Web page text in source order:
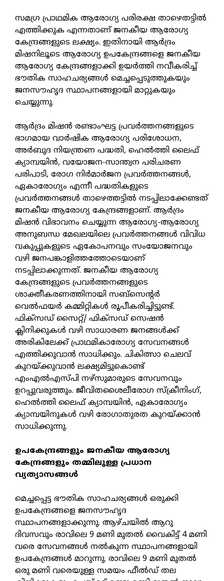
സമഗ്ര പ്രാഥമിക ആരോഗ്യ പരിരക്ഷ താഴെതട്ടില്‍
എത്തിക്കുക എന്നതാണ് ജനകീയ ആരോഗ്യ
കേന്ദ്രങ്ങളുടെ ലക്ഷ്യം. ഇതിനായി ആര്‍ദ്രം
മിഷനിലൂടെ ആരോഗ്യ ഉപകേന്ദ്രങ്ങളെ ജനകീയ
ആരോഗ്യ കേന്ദ്രങ്ങളാക്കി ഉയര്‍ത്തി നവീകരിച്ച്
ഭൗതിക സാഹചര്യങ്ങള്‍ മെച്ചപ്പെടുത്തുകയും
ജനസൗഹൃദ സ്ഥാപനങ്ങളായി മാറ്റുകയും
ചെയ്യുന്നു.
ആര്‍ദ്രം മിഷന്‍ രണ്ടാംഘട്ട പ്രവര്‍ത്തനങ്ങളുടെ
ഭാഗമായ വാര്‍ഷിക ആരോഗ്യ പരിശോധന,
അര്‍ബുദ നിയന്ത്രണ പദ്ധതി, ഹെല്‍ത്തി ലൈഫ്
ക്യാമ്പയിന്‍, വയോജന-സാന്ത്വന പരിചരണ
പരിപാടി, രോഗ നിര്‍മാര്‍ജന പ്രവര്‍ത്തനങ്ങള്‍,
ഏകാരോഗ്യം എന്നീ പദ്ധതികളുടെ
പ്രവര്‍ത്തനങ്ങള്‍ താഴെത്തട്ടില്‍ നടപ്പിലാക്കേണ്ടത്
ജനകീയ ആരോഗ്യ കേന്ദ്രങ്ങളാണ്. ആര്‍ദ്രം
മിഷന്‍ വിഭാവനം ചെയ്യുന്ന ആരോഗ്യ-ആരോഗ്യ
അനുബന്ധ മേഖലയിലെ പ്രവര്‍ത്തനങ്ങള്‍ വിവിധ
വകുപ്പുകളുടെ ഏകോപനവും സംയോജനവും
വഴി ജനപങ്കാളിത്തത്തോടെയാണ്
നടപ്പിലാക്കുന്നത്. ജനകീയ ആരോഗ്യ
കേന്ദ്രങ്ങളുടെ പ്രവര്‍ത്തനങ്ങളുടെ
ശാക്തീകരണത്തിനായി സബ്സെന്റര്‍
വെല്‍ഫയര്‍ കമ്മിറ്റികള്‍ രൂപീകരിച്ചിട്ടുണ്ട്.
ഫിക്‌സഡ് സൈറ്റ്/ ഫിക്‌സഡ് സെഷന്‍
ക്ലിനിക്കുകള്‍ വഴി സാധാരണ ജനങ്ങള്‍ക്ക്
അരികിലേക്ക് പ്രാഥമികാരോഗ്യ സേവനങ്ങള്‍
എത്തിക്കുവാന്‍ സാധിക്കും. ചികിത്സാ ചെലവ്
കുറയ്ക്കുവാന്‍ ലക്ഷ്യമിട്ടുകൊണ്ട്
എംഎല്‍എസ്പി നഴ്‌സുമാരുടെ സേവനവും
ഉറപ്പുവരുത്തും. ജീവിതശൈലീരോഗ സ്‌ക്രീനിംഗ്,
ഹെല്‍ത്തി ലൈഫ് ക്യാമ്പയിന്‍, ഏകാരോഗ്യം
ക്യാമ്പയിനുകള്‍ വഴി രോഗാതുരത കുറയ്ക്കാന്‍
സാധിക്കുന്നു.
ഉപകേന്ദ്രങ്ങളും ജനകീയ ആരോഗ്യ
കേന്ദ്രങ്ങളും തമ്മിലുള്ള പ്രധാന
വ്യത്യാസങ്ങള്‍
മെച്ചപ്പെട്ട ഭൗതിക സാഹചര്യങ്ങള്‍ ഒരുക്കി
ഉപകേന്ദ്രങ്ങളെ ജനസൗഹൃദ
സ്ഥാപനങ്ങളാക്കുന്നു. ആഴ്ചയില്‍ ആറു
ദിവസവും രാവിലെ 9 മണി മുതല്‍ വൈകിട്ട് 4 മണി
വരെ സേവനങ്ങള്‍ നല്‍കുന്ന സ്ഥാപനങ്ങളായി
ഉപകേന്ദ്രങ്ങള്‍ മാറുന്നു. രാവിലെ 9 മണി മുതല്‍
ഒരു മണി വരെയുള്ള സമയം ഫീല്‍ഡ് തല